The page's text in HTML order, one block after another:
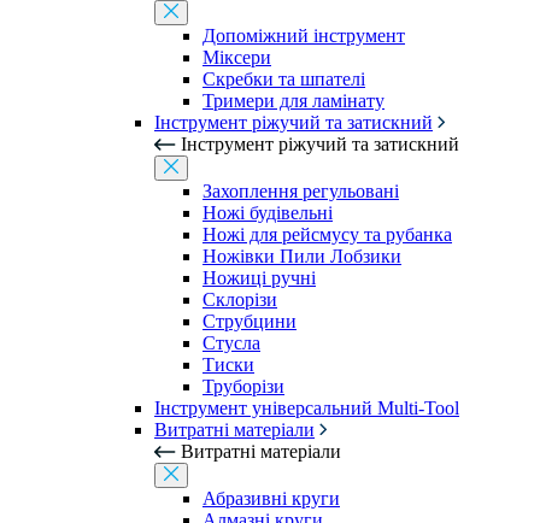
Допоміжний інструмент
Міксери
Скребки та шпателі
Тримери для ламінату
Інструмент ріжучий та затискний
Інструмент ріжучий та затискний
Захоплення регульовані
Ножі будівельні
Ножі для рейсмусу та рубанка
Ножівки Пили Лобзики
Ножиці ручні
Склорізи
Струбцини
Стусла
Тиски
Труборізи
Інструмент універсальний Multi-Tool
Витратні матеріали
Витратні матеріали
Абразивні круги